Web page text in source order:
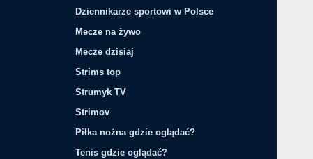
Dziennikarze sportowi w Polsce
Mecze na żywo
Mecze dzisiaj
Strims top
Strumyk TV
Strimov
Piłka nożna gdzie oglądać?
Tenis gdzie oglądać?